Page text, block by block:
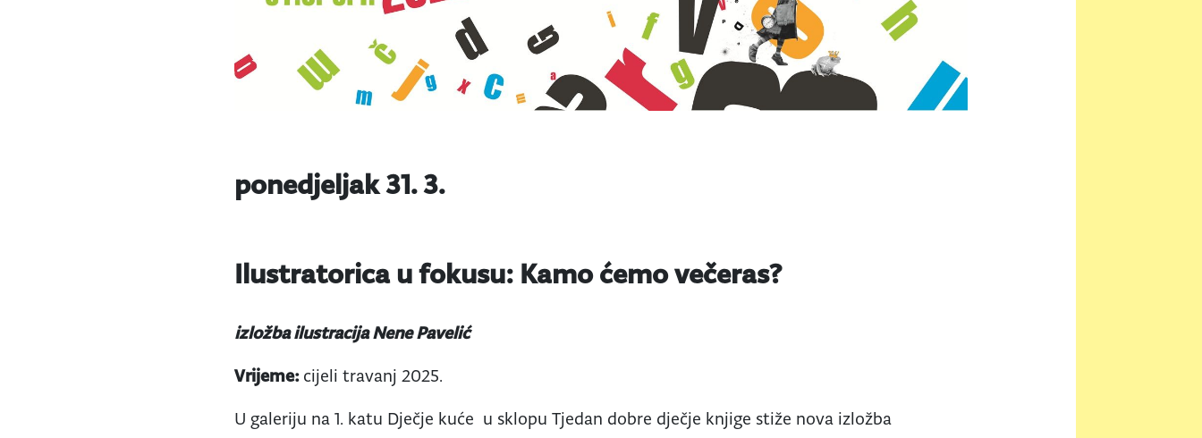
ponedjeljak 31. 3.
Ilustratorica u fokusu: Kamo ćemo večeras?
izložba ilustracija Nene Pavelić
Vrijeme: cijeli travanj 2025.
U galeriju na 1. katu Dječje kuće u sklopu Tjedan dobre dječje knjige stiže nova izložba